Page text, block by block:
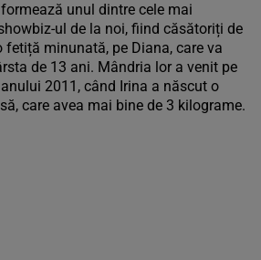
unul dintre cele mai
ul de la noi, fiind căsătoriți de
fetiță minunată, pe Diana, care va
de 13 ani. Mândria lor a venit pe
2011, când Irina a născut o
care avea mai bine de 3 kilograme.